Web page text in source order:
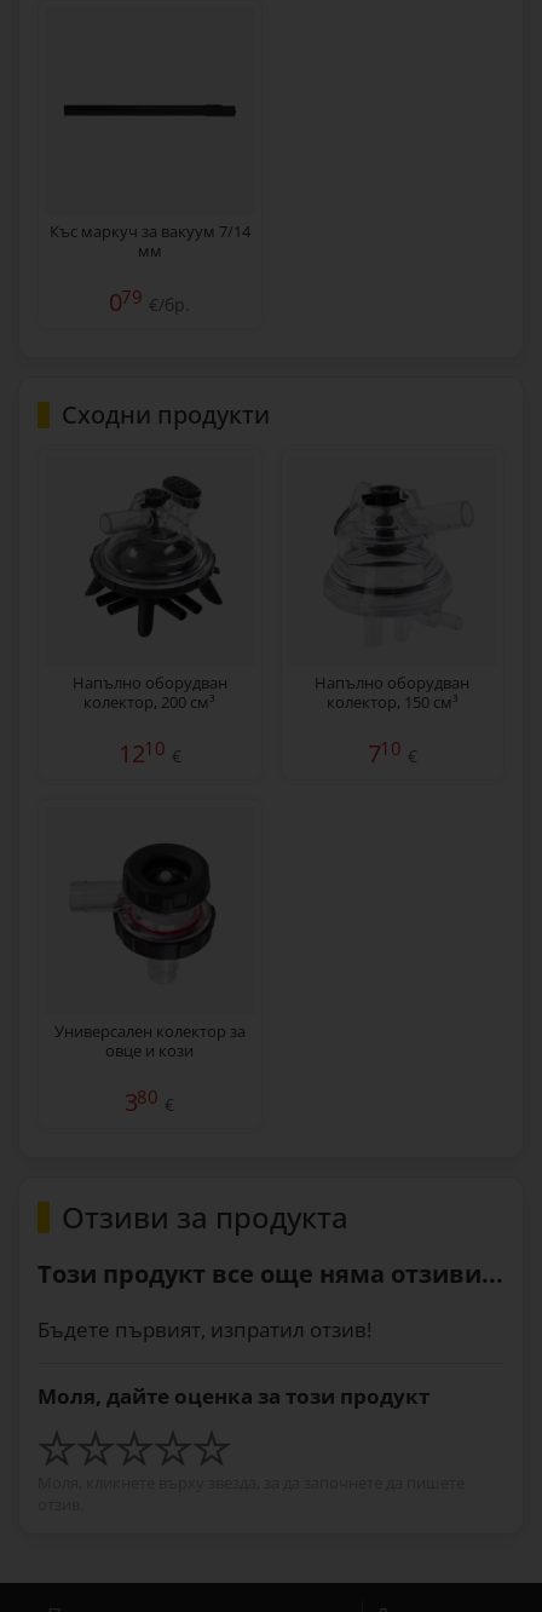
Къс маркуч за вакуум 7/14
мм
079 €/бр.
Сходни продукти
Напълно оборудван
колектор, 200 см³
1210 €
Напълно оборудван
колектор, 150 см³
710 €
Универсален колектор за
овце и кози
380 €
Отзиви за продукта
Този продукт все още няма отзиви...
Бъдете първият, изпратил отзив!
Моля, дайте оценка за този продукт